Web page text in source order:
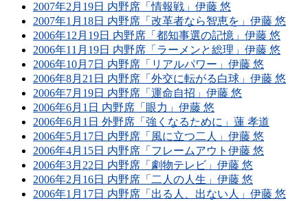
2007年2月19日 内野席「情報戦」伊藤 悠
2007年1月18日 内野席「改革者なら智恵を」伊藤 悠
2006年12月19日 内野席「都知事選の記憶」伊藤 悠
2006年11月19日 内野席「ラーメンと総理」伊藤 悠
2006年10月7日 内野席「リアルパワー」伊藤 悠
2006年8月21日 内野席「外交に転がる白球」伊藤 悠
2006年7月19日 内野席「運命自招」伊藤 悠
2006年6月1日 内野席「眼力」伊藤 悠
2006年6月1日 外野席「強くなるために」蓮 孝道
2006年5月17日 内野席「風に立つ二人」伊藤 悠
2006年4月15日 内野席「フレームアウト伊藤 悠
2006年3月22日 内野席「劇物テレビ」伊藤 悠
2006年2月16日 内野席「二人の人生」伊藤 悠
2006年1月17日 内野席「出る人、出ない人」伊藤 悠